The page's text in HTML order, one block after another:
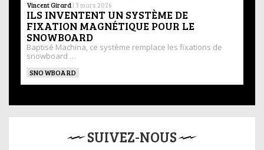
Vincent Girard | 3 mars 2026
ILS INVENTENT UN SYSTÈME DE
FIXATION MAGNÉTIQUE POUR LE
SNOWBOARD
Baptisé Machina, ce système remplace les fixations de
snowboard …
SNOWBOARD
SUIVEZ-NOUS